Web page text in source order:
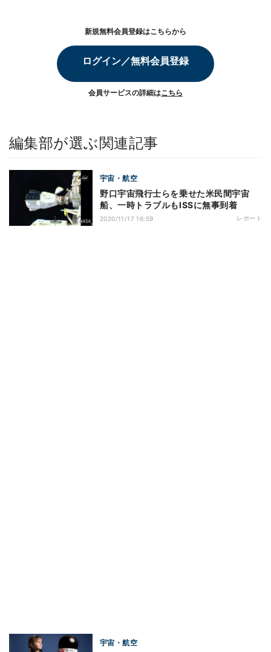
新規無料会員登録はこちらから
ログイン／無料会員登録
会員サービスの詳細はこちら
編集部が選ぶ関連記事
宇宙・航空
野口宇宙飛行士らを乗せた米民間宇宙
船、一時トラブルもISSに無事到着
2020/11/17 16:59 レポート
宇宙・航空